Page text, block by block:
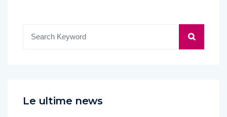
Le ultime news